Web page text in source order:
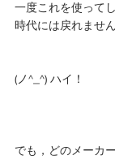
一度これを使って
時代には戻れません
(ノ^_^) ハイ！
でも，どのメーカ